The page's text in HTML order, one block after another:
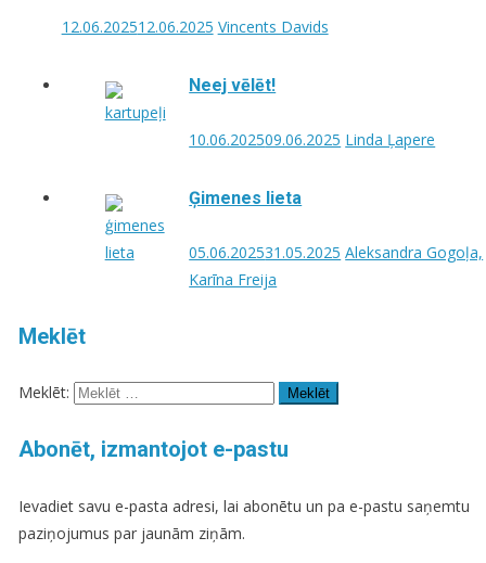
12.06.202512.06.2025 Vincents Davids
Neej vēlēt!
10.06.202509.06.2025 Linda Ļapere
Ģimenes lieta
05.06.202531.05.2025 Aleksandra Gogoļa,
Karīna Freija
Meklēt
Meklēt:
Abonēt, izmantojot e-pastu
Ievadiet savu e-pasta adresi, lai abonētu un pa e-pastu saņemtu
paziņojumus par jaunām ziņām.